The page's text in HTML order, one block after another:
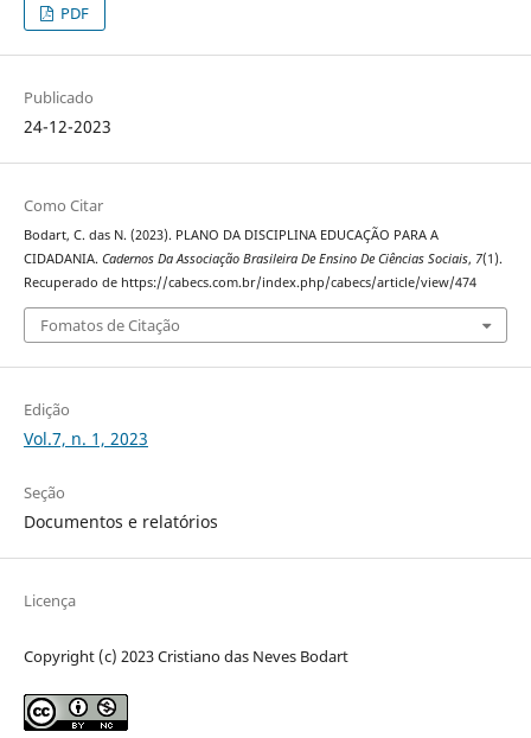
PDF
Publicado
24-12-2023
Como Citar
Bodart, C. das N. (2023). PLANO DA DISCIPLINA EDUCAÇÃO PARA A
CIDADANIA. Cadernos Da Associação Brasileira De Ensino De Ciências Sociais, 7(1).
Recuperado de https://cabecs.com.br/index.php/cabecs/article/view/474
Fomatos de Citação
Edição
Vol.7, n. 1, 2023
Seção
Documentos e relatórios
Licença
Copyright (c) 2023 Cristiano das Neves Bodart